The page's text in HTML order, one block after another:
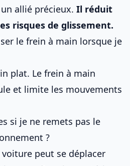
allié précieux. Il réduit
risques de glissement.
le frein à main lorsque je
plat. Le frein à main
et limite les mouvements
si je ne remets pas le
?
peut se déplacer